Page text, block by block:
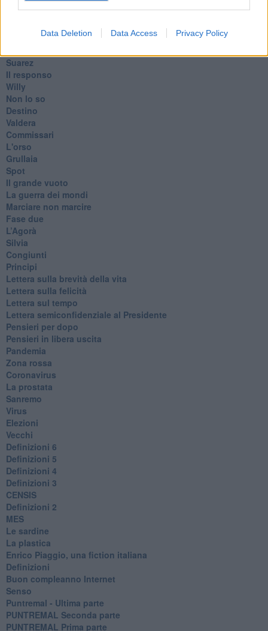
Data Deletion Data Access Privacy Policy
​Ancora Francesco
Suarez
​Il responso
Willy
Non lo so
Destino
Valdera
Commissari
L'orso
Grullaia
Spot
​Il grande vuoto
​La guerra dei mondi
Marciare non marcire
Fase due
L’Agorà
Silvia
Congiunti
Principi
​Lettera sulla brevità della vita
​Lettera sulla felicità
​Lettera sul tempo
Lettera semiconfidenziale al Presidente
Pensieri per dopo
​Pensieri in libera uscita
Pandemia
Zona rossa
Coronavirus
La prostata
Sanremo
Virus
Elezioni
Vecchi
Definizioni 6
Definizioni 5
Definizioni 4
Definizioni 3
CENSIS
​Definizioni 2
MES
Le sardine
La plastica
​Enrico Piaggio, una fiction italiana
Definizioni
​Buon compleanno Internet
Senso
Puntremal - Ultima parte
PUNTREMAL Seconda parte
​PUNTREMAL Prima parte